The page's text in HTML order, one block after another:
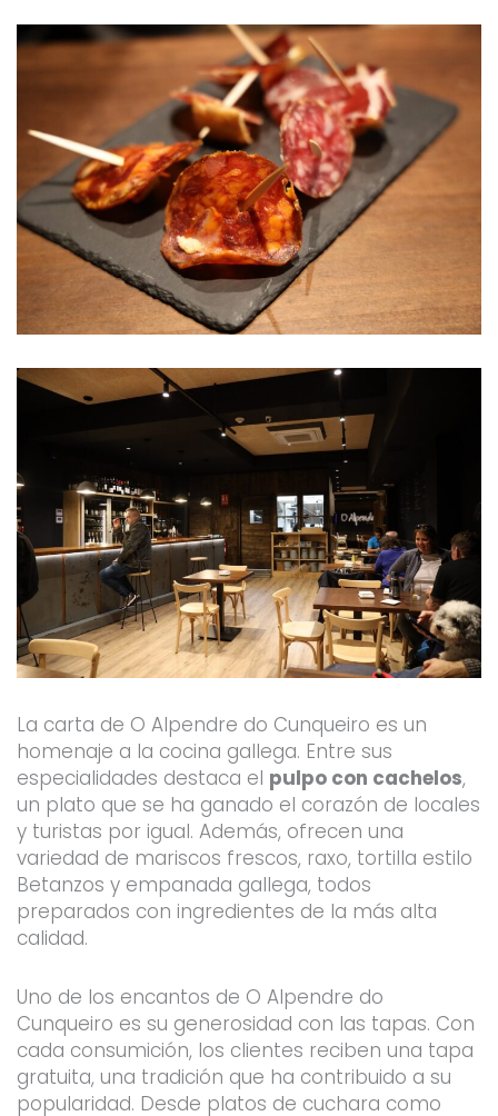
La carta de O Alpendre do Cunqueiro es un
homenaje a la cocina gallega. Entre sus
especialidades destaca el pulpo con cachelos,
un plato que se ha ganado el corazón de locales
y turistas por igual. Además, ofrecen una
variedad de mariscos frescos, raxo, tortilla estilo
Betanzos y empanada gallega, todos
preparados con ingredientes de la más alta
calidad.
Uno de los encantos de O Alpendre do
Cunqueiro es su generosidad con las tapas. Con
cada consumición, los clientes reciben una tapa
gratuita, una tradición que ha contribuido a su
popularidad. Desde platos de cuchara como